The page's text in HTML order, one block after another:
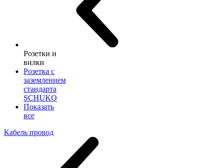
Розетки и
вилки
Розетка с
заземлением
стандарта
SCHUKO
Показать
все
Кабель провод